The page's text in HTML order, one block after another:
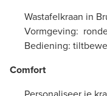
Wastafelkraan in
Vormgeving:
Bediening:
Comfort